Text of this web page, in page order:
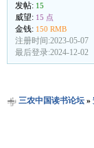
发帖: 15
威望: 15 点
金钱: 150 RMB
注册时间:2023-05-07
最后登录:2024-12-02
三农中国读书论坛»